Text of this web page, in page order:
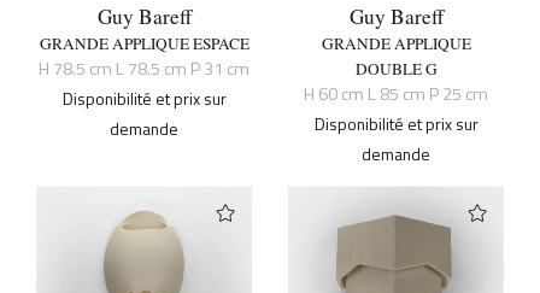
Guy Bareff
GRANDE APPLIQUE ESPACE
H 78.5 cm L 78.5 cm P 31 cm
Disponibilité et prix sur
demande
Guy Bareff
GRANDE APPLIQUE
DOUBLE G
H 60 cm L 85 cm P 25 cm
Disponibilité et prix sur
demande